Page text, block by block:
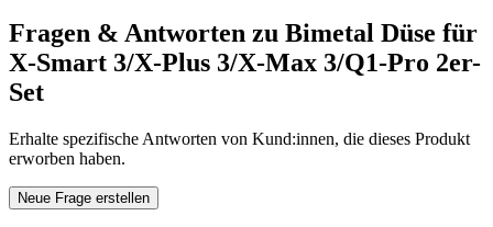
Fragen & Antworten zu Bimetal Düse für
X-Smart 3/X-Plus 3/X-Max 3/Q1-Pro 2er-
Set
Erhalte spezifische Antworten von Kund:innen, die dieses Produkt
erworben haben.
Neue Frage erstellen